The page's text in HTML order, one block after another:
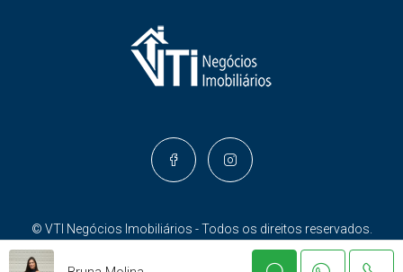
© VTI Negócios Imobiliários - Todos os direitos reservados.